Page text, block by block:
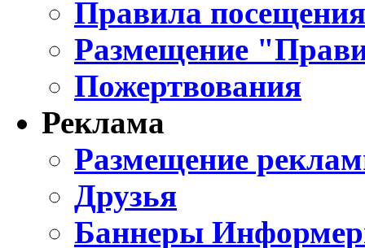
Правила
Размещение
Пожертвования
Реклама
Размещение
Друзья
Баннеры